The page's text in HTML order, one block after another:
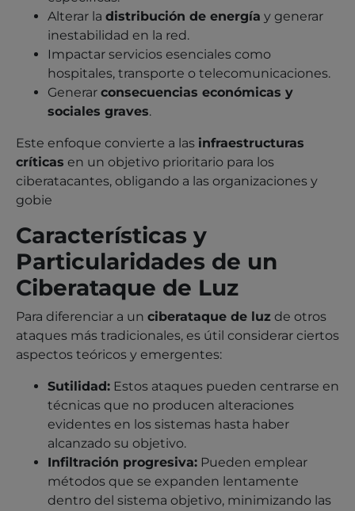
Alterar la distribución de energía y generar
inestabilidad en la red.
Impactar servicios esenciales como
hospitales, transporte o telecomunicaciones.
Generar consecuencias económicas y
sociales graves.
Este enfoque convierte a las infraestructuras
críticas en un objetivo prioritario para los
ciberatacantes, obligando a las organizaciones y
gobie
Características y
Particularidades de un
Ciberataque de Luz
Para diferenciar a un ciberataque de luz de otros
ataques más tradicionales, es útil considerar ciertos
aspectos teóricos y emergentes:
Sutilidad: Estos ataques pueden centrarse en
técnicas que no producen alteraciones
evidentes en los sistemas hasta haber
alcanzado su objetivo.
Infiltración progresiva: Pueden emplear
métodos que se expanden lentamente
dentro del sistema objetivo, minimizando las